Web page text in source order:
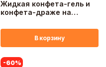
Жидкая конфета-гель и
конфета-драже на
В корзину
-60%